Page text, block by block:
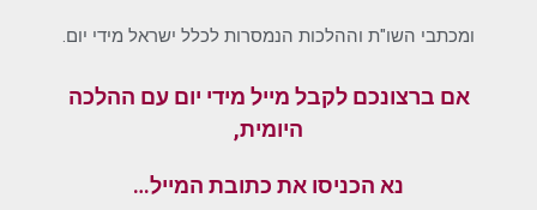
ומכתבי השו"ת וההלכות הנמסרות לכלל ישראל מידי יום.
אם ברצונכם לקבל מייל מידי יום עם ההלכה
היומית,
נא הכניסו את כתובת המייל…